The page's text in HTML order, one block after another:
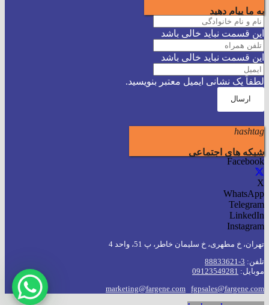
به ما پیام دهید
این قسمت نباید خالی باشد
این قسمت نباید خالی باشد
لطفاً یک نشانی ایمیل معتبر بنویسید.
ارسال
hashtag
شبکه های اجتماعی
Facebook
X
WhatsApp
Telegram
LinkedIn
Instagram
تهران، خ مطهری، خ سلیمان خاطر، پ 51، واحد 4
تلفن: 3-88833621
موبایل: 09123549281
marketing@fargene.com fgpsales@fargene.com